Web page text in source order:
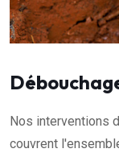
Nos interventions
couvrent